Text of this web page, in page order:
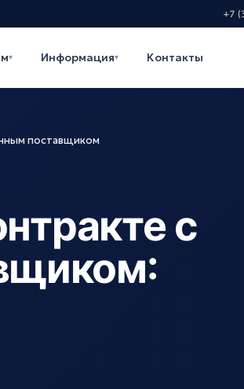
+7
▾ Информация▾ Контакты
поставщиком
с